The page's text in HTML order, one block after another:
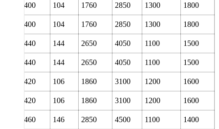
400 104 1760 2850 1300 1800
400 104 1760 2850 1300 1800
440 144 2650 4050 1100 1500
440 144 2650 4050 1100 1500
420 106 1860 3100 1200 1600
420 106 1860 3100 1200 1600
460 146 2850 4500 1100 1400